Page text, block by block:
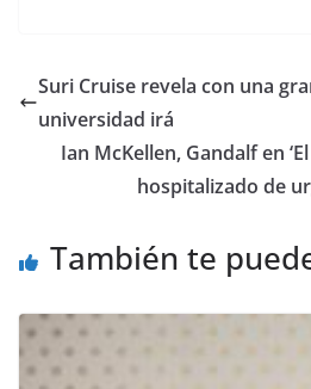
​Suri Cruise revela con una
universidad irá
​Ian McKellen, Gandalf en
hospitalizado de
También te